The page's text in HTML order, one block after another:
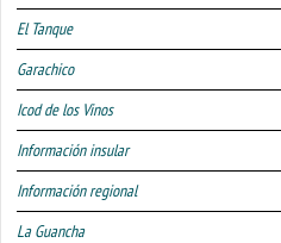
El Tanque
Garachico
Icod de los Vinos
Información insular
Información regional
La Guancha